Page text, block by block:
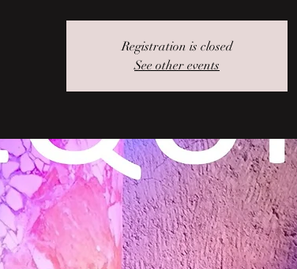
Registration is closed
See other events